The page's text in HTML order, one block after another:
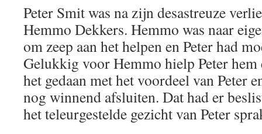
Peter Smit was na zijn desastreuze
Hemmo Dekkers. Hemmo was naar
om zeep aan het helpen en Peter had
Gelukkig voor Hemmo hielp Peter hem
het gedaan met het voordeel van Peter
nog winnend afsluiten. Dat had er
het teleurgestelde gezicht van Peter